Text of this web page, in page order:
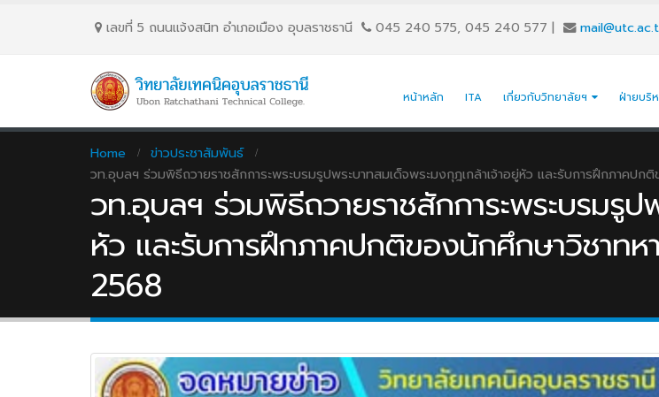
เลขที่ 5 ถนนเเจ้งสนิท อำเภอเมือง อุบลราชธานี 045 240 575, 045 240 577 |
หน้าหลัก ITA เกี่ยวกับวิทยาลัยฯ ฝ่ายบริ
Home
ข่าวประชาสัมพันธ์
วท.อุบลฯ ร่วมพิธีถวายราชสักการะพระบรมรูปพระบาทสมเด็จพระมงกุฎเกล้าเจ้าอยู่หัว และรับการฝึกภาคป
วท.อุบลฯ ร่วมพิธีถวายราชสักการะพระบรมรูป
หัว และรับการฝึกภาคปกติของนักศึกษาวิชาท
2568